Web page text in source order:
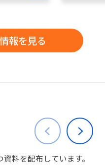
報を見る
料を配布しています。